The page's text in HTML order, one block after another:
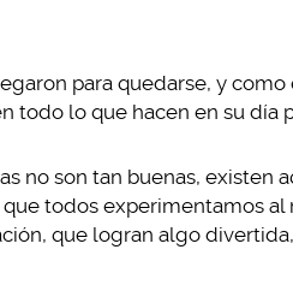
para quedarse, y como
todo lo que hacen en su día
no son tan buenas, existen
que todos experimentamos
que logran algo